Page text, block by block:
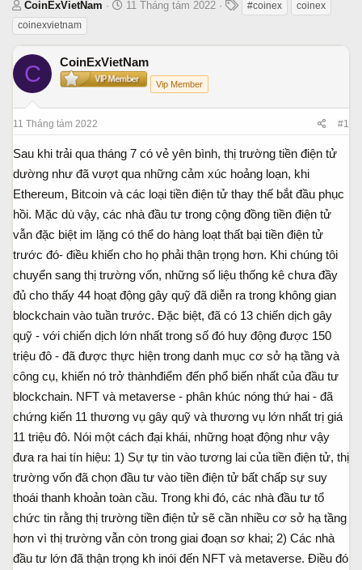
T
h
r
e
a
t
r
r
CoinExVietNam
N
b
ắ
u
11 Tháng tám 2022 #coinex
coinex
coinexvietnam
C CoinExVietNam
Vip Member
11 Tháng tám 2022 #1
Sau khi trải qua tháng 7 có vẻ yên bình, thị trường tiền điện tử
dường như đã vượt qua những cảm xúc hoảng loạn, khi
Ethereum, Bitcoin và các loại tiền điện tử thay thế bắt đầu phục
hồi. Mặc dù vậy, các nhà đầu tư trong cộng đồng tiền điện tử
vẫn đặc biệt im lặng có thể do hàng loạt thất bại tiền điện tử
trước đó- điều khiến cho họ phải thận trọng hơn. Khi chúng tôi
chuyển sang thị trường vốn, những số liệu thống kê chưa đầy
đủ cho thấy 44 hoạt động gây quỹ đã diễn ra trong không gian
blockchain vào tuần trước. Đặc biệt, đã có 13 chiến dịch gây
quỹ - với chiến dịch lớn nhất trong số đó huy động được 150
triệu đô - đã được thực hiện trong danh mục cơ sở hạ tầng và
công cụ, khiến nó trở thànhđiểm đến phổ biến nhất của đầu tư
blockchain. NFT và metaverse - phân khúc nóng thứ hai - đã
chứng kiến 11 thương vụ gây quỹ và thương vụ lớn nhất trị giá
11 triệu đô. Nói một cách đại khái, những hoạt động như vậy
đưa ra hai tín hiệu: 1) Sự tự tin vào tương lai của tiền điện tử, thị
trường vốn đã chọn đầu tư vào tiền điện tử bất chấp sự suy
thoái thanh khoản toàn cầu. Trong khi đó, các nhà đầu tư tổ
chức tin rằng thị trường tiền điện tử sẽ cần nhiều cơ sở hạ tầng
hơn vì thị trường vẫn còn trong giai đoạn sơ khai; 2) Các nhà
đầu tư lớn đã thận trọng kh inói đến NFT và metaverse. Điều đó